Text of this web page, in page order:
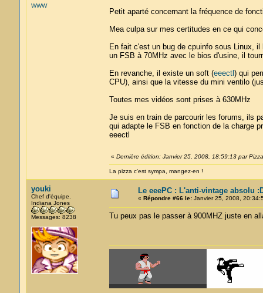
WWW
Petit aparté concernant la fréquence de
Mea culpa sur mes certitudes en ce qui
En fait c'est un bug de cpuinfo sous Linux,
un FSB à 70MHz avec le bios d'usine, il
En revanche, il existe un soft (eeectl ) qui
CPU), ainsi que la vitesse du mini ventilo
Toutes mes vidéos sont prises à 630MHz
Je suis en train de parcourir les forums, ils
qui adapte le FSB en fonction de la charge
eeectl
« Dernière édition: Janvier 25, 2008, 18:59:13 par Pizza
La pizza c'est sympa, mangez-en !
youki
Chef d'équipe.
Indiana Jones
Messages: 8238
Le eeePC : L'anti-vintage absolu
« Répondre #66 le:Janvier 25, 2008,
Tu peux pas le passer à 900MHZ juste en